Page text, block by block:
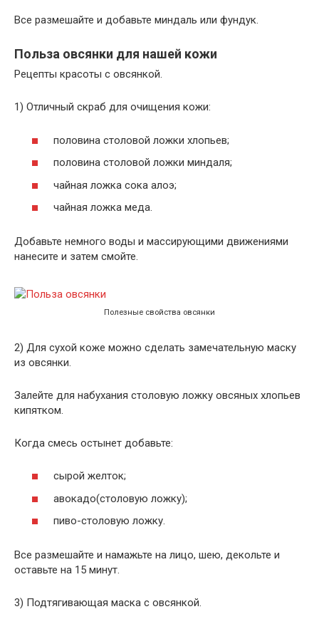
Все размешайте и добавьте миндаль или фундук.
Польза овсянки для нашей кожи
Рецепты красоты с овсянкой.
1) Отличный скраб для очищения кожи:
половина столовой ложки хлопьев;
половина столовой ложки миндаля;
чайная ложка сока алоэ;
чайная ложка меда.
Добавьте немного воды и массирующими движениями
нанесите и затем смойте.
Полезные свойства овсянки
2) Для сухой коже можно сделать замечательную маску
из овсянки.
Залейте для набухания столовую ложку овсяных хлопьев
кипятком.
Когда смесь остынет добавьте:
сырой желток;
авокадо(столовую ложку);
пиво-столовую ложку.
Все размешайте и намажьте на лицо, шею, декольте и
оставьте на 15 минут.
3) Подтягивающая маска с овсянкой.